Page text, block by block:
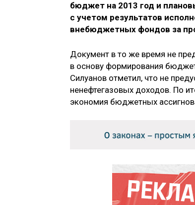
бюджет на 2013 год и
с учетом результатов
внебюджетных фондов за
Документ в то же время не
в основу формирования
Силуанов отметил, что не
ненефтегазовых доходов. По
экономия бюджетных